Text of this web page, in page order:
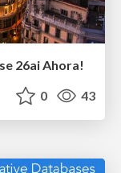
26ai Ahora!
0 43